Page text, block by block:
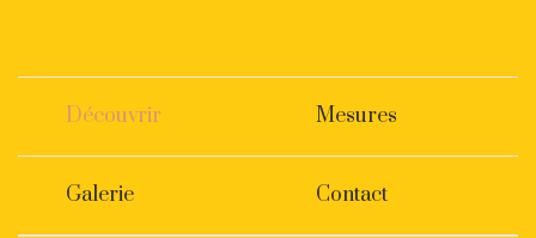
Découvrir Mesures
Galerie Contact